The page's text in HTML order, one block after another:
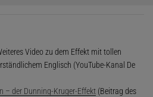
Video zu dem Effekt mit tollen
Englisch (YouTube-Kanal De
– der Dunning-Kruger-Effekt (Beitrag des